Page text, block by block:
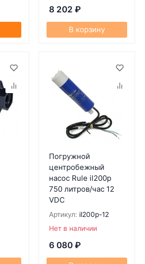
8 202 ₽
В корзину
Погружной
центробежный
насос Rule il200p
750 литров/час 12
VDC
Артикул: il200p-12
Нет в наличии
6 080 ₽